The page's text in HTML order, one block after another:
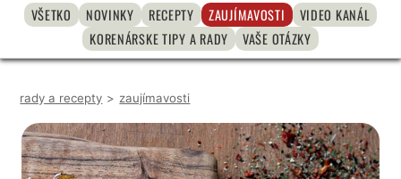
VŠETKO NOVINKY RECEPTY ZAUJÍMAVOSTI
VIDEO KANÁL
KORENÁRSKE TIPY A RADY
VAŠE OTÁZKY
rady a recepty > zaujímavosti